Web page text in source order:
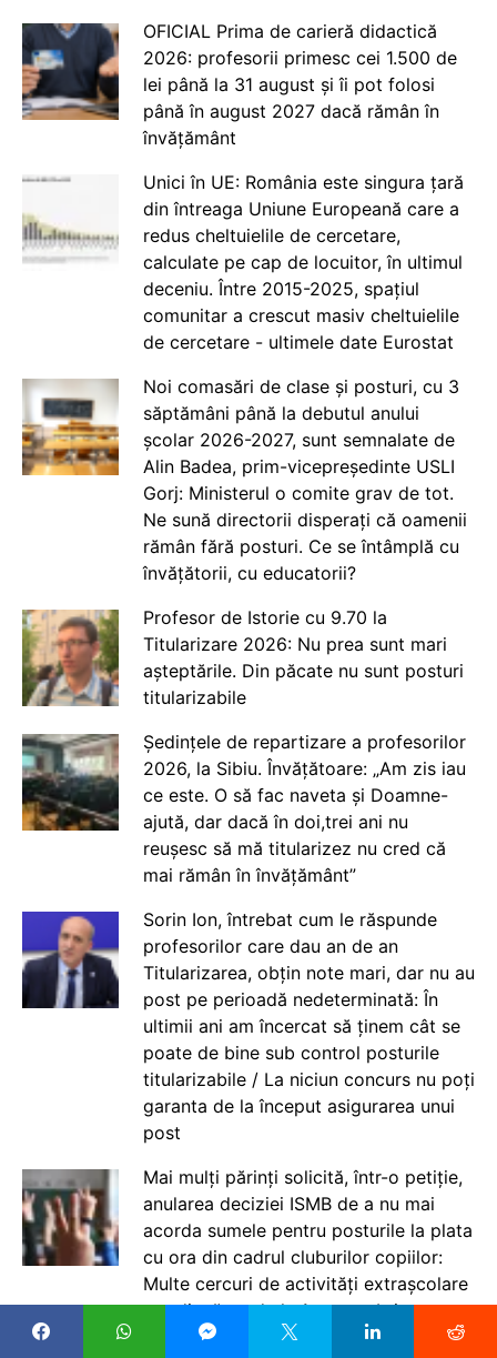
OFICIAL Prima de carieră didactică
2026: profesorii primesc cei 1.500 de
lei până la 31 august și îi pot folosi
până în august 2027 dacă rămân în
învățământ
Unici în UE: România este singura țară
din întreaga Uniune Europeană care a
redus cheltuielile de cercetare,
calculate pe cap de locuitor, în ultimul
deceniu. Între 2015-2025, spațiul
comunitar a crescut masiv cheltuielile
de cercetare - ultimele date Eurostat
Noi comasări de clase și posturi, cu 3
săptămâni până la debutul anului
școlar 2026-2027, sunt semnalate de
Alin Badea, prim-vicepreședinte USLI
Gorj: Ministerul o comite grav de tot.
Ne sună directorii disperați că oamenii
rămân fără posturi. Ce se întâmplă cu
învățătorii, cu educatorii?
Profesor de Istorie cu 9.70 la
Titularizare 2026: Nu prea sunt mari
așteptările. Din păcate nu sunt posturi
titularizabile
Ședințele de repartizare a profesorilor
2026, la Sibiu. Învățătoare: „Am zis iau
ce este. O să fac naveta și Doamne-
ajută, dar dacă în doi,trei ani nu
reușesc să mă titularizez nu cred că
mai rămân în învățământ”
Sorin Ion, întrebat cum le răspunde
profesorilor care dau an de an
Titularizarea, obțin note mari, dar nu au
post pe perioadă nedeterminată: În
ultimii ani am încercat să ținem cât se
poate de bine sub control posturile
titularizabile / La niciun concurs nu poți
garanta de la început asigurarea unui
post
Mai mulți părinți solicită, într-o petiție,
anularea deciziei ISMB de a nu mai
acorda sumele pentru posturile la plata
cu ora din cadrul cluburilor copiilor:
Multe cercuri de activități extrașcolare
vor dispărea de la 1 septembrie, spun
părinții